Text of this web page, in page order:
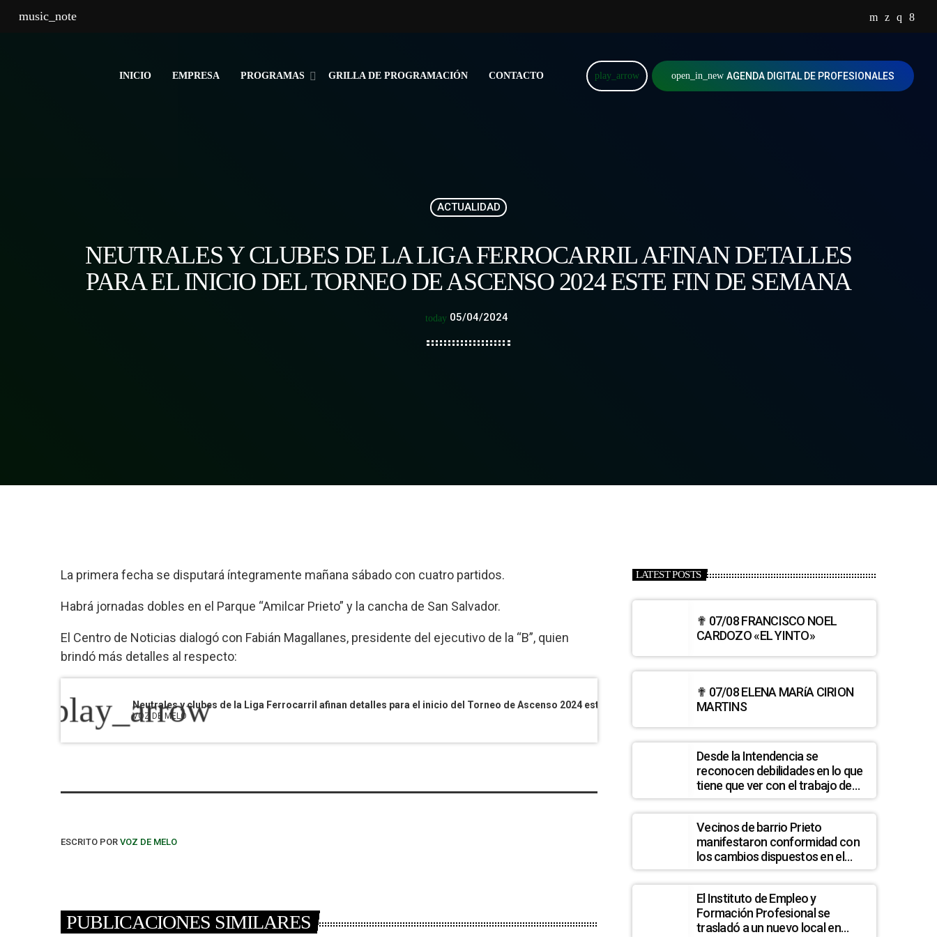
music_note
INICIO EMPRESA PROGRAMAS GRILLA DE PROGRAMACIÓN CONTACTO play_arrow open_in_new AGENDA DIGITAL DE PROFESIONALES
ACTUALIDAD
NEUTRALES Y CLUBES DE LA LIGA FERROCARRIL AFINAN DETALLES
PARA EL INICIO DEL TORNEO DE ASCENSO 2024 ESTE FIN DE SEMANA
today 05/04/2024
La primera fecha se disputará íntegramente mañana sábado con cuatro partidos.
Habrá jornadas dobles en el Parque “Amilcar Prieto” y la cancha de San Salvador.
El Centro de Noticias dialogó con Fabián Magallanes, presidente del ejecutivo de la “B”, quien
brindó más detalles al respecto:
play_arrow
VOZ DE MELO
ESCRITO POR VOZ DE MELO
PUBLICACIONES SIMILARES
LATEST POSTS
✟ 07/08 FRANCISCO NOEL
CARDOZO «EL YINTO»
✟ 07/08 ELENA MARíA CIRION
MARTINS
Desde la Intendencia se
reconocen debilidades en lo que
tiene que ver con el trabajo de
hurgadores en la basura
Vecinos de barrio Prieto
manifestaron conformidad con
los cambios dispuestos en el
sistema de recolección de
residuos en esa zona
El Instituto de Empleo y
Formación Profesional se
trasladó a un nuevo local en